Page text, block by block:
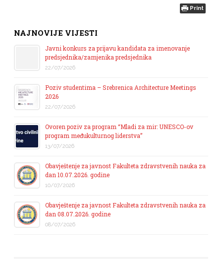
Print
NAJNOVIJE VIJESTI
Javni konkurs za prijavu kandidata za imenovanje
predsjednika/zamjenika predsjednika
22/07/2026
Poziv studentima – Srebrenica Architecture Meetings
2026
22/07/2026
Ovoren poziv za program “Mladi za mir: UNESCO-ov
program međukulturnog liderstva”
13/07/2026
Obavještenje za javnost Fakulteta zdravstvenih nauka za
dan 10.07.2026. godine
10/07/2026
Obavještenje za javnost Fakulteta zdravstvenih nauka za
dan 08.07.2026. godine
08/07/2026